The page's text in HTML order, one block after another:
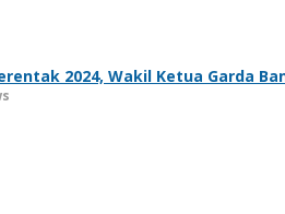
2024, Wakil Ketua Garda